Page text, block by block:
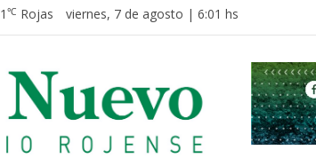
℃ Rojas viernes, 7 de agosto | 6:01 hs